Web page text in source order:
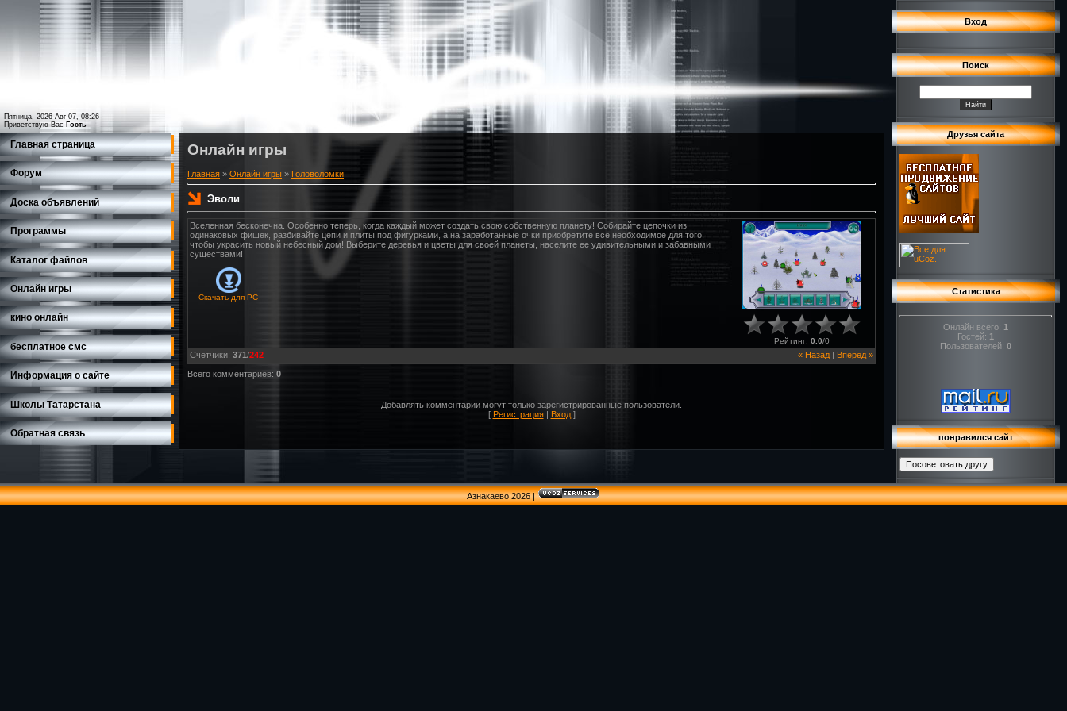
Пятница, 2026-Авг-07, 08:26
Приветствую Вас Гость
Главная страница
Форум
Доска объявлений
Программы
Каталог файлов
Онлайн игры
кино онлайн
бесплатное смс
Информация о сайте
Школы Татарстана
Обратная связь
Онлайн игры
Главная » Онлайн игры » Головоломки
Эволи
Вселенная бесконечна. Особенно теперь, когда каждый может создать свою собственную планету! Собирайте цепочки из
одинаковых фишек, разбивайте цепи и плиты под фигурками, а на заработанные очки приобретите все необходимое для того,
чтобы украсить новый небесный дом! Выберите деревья и цветы для своей планеты, населите ее удивительными и забавными
существами!
Скачать для PC
Рейтинг: 0.0/0
« Назад | Вперед »
Счетчики: 371/242
Всего комментариев: 0
Добавлять комментарии могут только зарегистрированные пользователи.
[ Регистрация| Вход]
Вход
Поиск
Друзья сайта
Статистика
Онлайн всего: 1
Гостей: 1
Пользователей: 0
понравился сайт
Азнакаево 2026|